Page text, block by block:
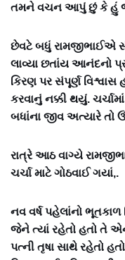
તમને વચન આપું છું કે હું
છેવટે બધું રામજીભાઈએ
લાવ્યા છતાંય આનંદનો
કિરણ પર સંપૂર્ણ વિશ્વાસ
કરવાનું નક્કી થયું.
બધાંના જીવ અત્યારે તો
રાત્રે આઠ વાગ્યે
ચર્ચા માટે ગોઠવાઈ ગયાં,.
નવ વર્ષ પહેલાંનો ભૂતકાળ
જેને ત્યાં રહેતો હતો તે
પત્ની તૃષા સાથે રહેતો